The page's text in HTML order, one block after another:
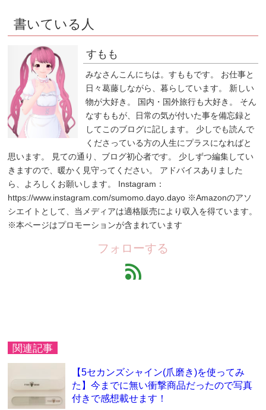
書いている人
すもも
みなさんこんにちは。すももです。 お仕事と
日々葛藤しながら、暮らしています。 新しい
物が大好き。 国内・国外旅行も大好き。 そん
なすももが、日常の気が付いた事を備忘録と
してこのブログに記します。 少しでも読んで
くださっている方の人生にプラスになればと
思います。 見ての通り、ブログ初心者です。 少しずつ編集してい
きますので、暖かく見守ってください。 アドバイスありました
ら、よろしくお願いします。 Instagram：
https://www.instagram.com/sumomo.dayo.dayo ※Amazonのアソ
シエイトとして、当メディアは適格販売により収入を得ています。
※本ページはプロモーションが含まれています
フォローする
feed
関連記事
【5セカンズシャイン(爪磨き)を使ってみ
た】今までに無い衝撃商品だったので写真
付きで感想載せます！